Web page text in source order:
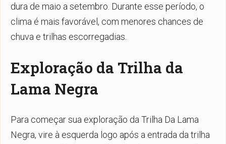
dura de maio a setembro. Durante esse período, o
clima é mais favorável, com menores chances de
chuva e trilhas escorregadias.
Exploração da Trilha da
Lama Negra
Para começar sua exploração da Trilha Da Lama
Negra, vire à esquerda logo após a entrada da trilha